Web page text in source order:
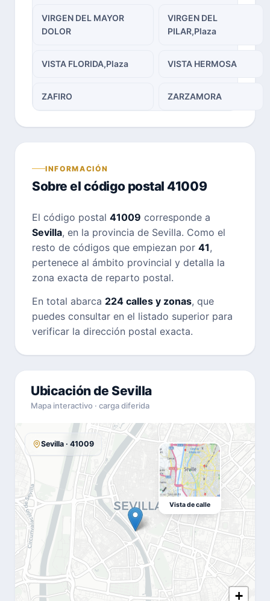
VIRGEN DEL MAYOR
DOLOR
VIRGEN DEL
PILAR,Plaza
VISTA FLORIDA,Plaza VISTA HERMOSA
ZAFIRO ZARZAMORA
INFORMACIÓN
Sobre el código postal 41009
El código postal 41009 corresponde a
Sevilla, en la provincia de Sevilla. Como el
resto de códigos que empiezan por 41,
pertenece al ámbito provincial y detalla la
zona exacta de reparto postal.
En total abarca 224 calles y zonas, que
puedes consultar en el listado superior para
verificar la dirección postal exacta.
Ubicación de Sevilla
Mapa interactivo · carga diferida
+
Sevilla · 41009
Vista de calle